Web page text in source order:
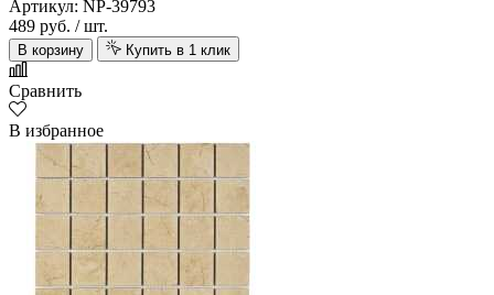
Артикул: NP-39793
489 руб. / шт.
В корзину Купить в 1 клик
Сравнить
В избранное